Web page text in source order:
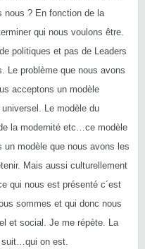
nous ? En fonction de la
qui nous voulons être.
politiques et pas de Leaders
Le problème que nous avons
acceptons un modèle
Le modèle du
la modernité etc…ce modèle
un modèle que nous avons les
Mais aussi culturellement
qui nous est présenté c´est
sommes et qui donc nous
et social. Je me répète. La
suit…qui on est.